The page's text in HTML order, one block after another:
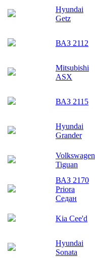
Hyundai
Getz
ВАЗ 2112
Mitsubishi
ASX
ВАЗ 2115
Hyundai
Grander
Volkswagen
Tiguan
ВАЗ 2170
Priora
Седан
Kia Cee'd
Hyundai
Sonata